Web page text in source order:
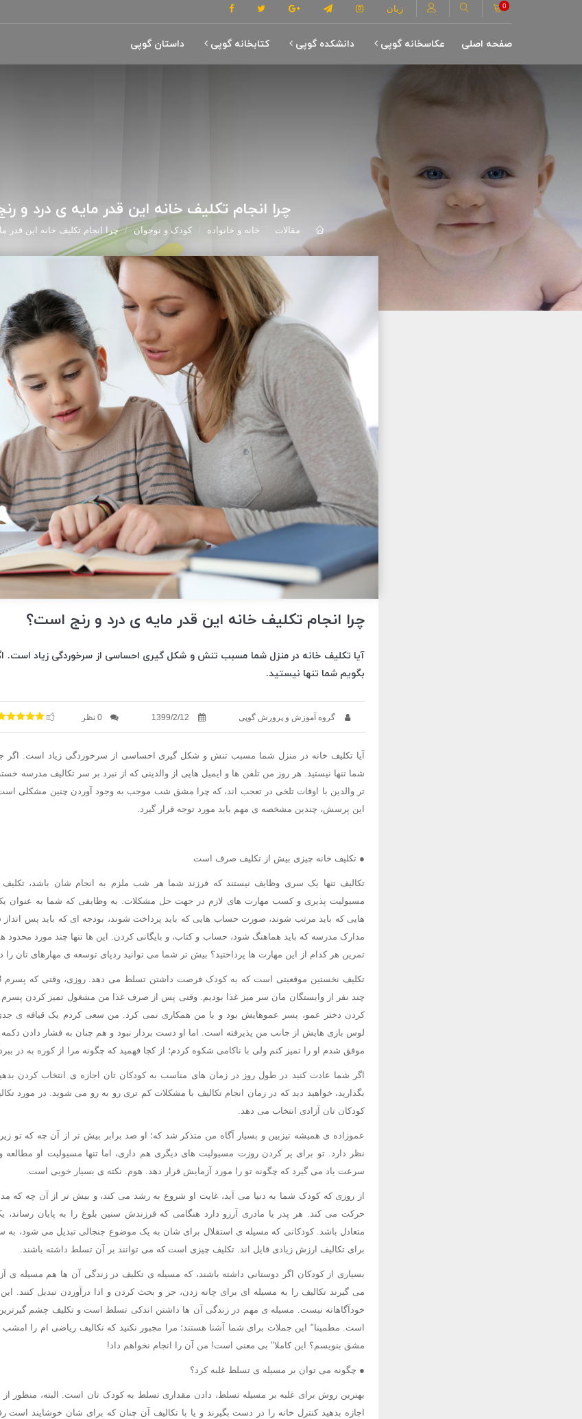
زبان 0
صفحه اصلی عکاسخانه گوپی دانشکده گوپی کتابخانه گوپی داستان گوپی
چرا انجام تکلیف خانه این قدر مایه ی درد و
مقالات خانه و خانواده کودک و نوجوان چرا انجام تکلیف خانه این قدر
چرا انجام تکلیف خانه این قدر مایه ی درد و رنج است؟
آیا تکلیف خانه در منزل شما مسبب تنش و شکل گیری احساسی از سرخوردگی زیاد است.
بگویم شما تنها نیستید.
گروه آموزش و پرورش گوپی 1399/2/12 0 نظر
آیا تکلیف خانه در منزل شما مسبب تنش و شکل گیری احساسی از سرخوردگی زیاد است. اگر
شما تنها نیستید. هر روز من تلفن ها و ایمیل هایی از والدینی که از نبرد بر سر تکالیف مدرسه
تر والدین با اوقات تلخی در تعجب اند، که چرا مشق شب موجب به وجود آوردن چنین مشکلی
این پرسش، چندین مشخصه ی مهم باید مورد توجه قرار گیرد.
● تکلیف خانه چیزی بیش از تکلیف صرف است
تکالیف تنها یک سری وظایف نیستند که فرزند شما هر شب ملزم به انجام شان باشد،
مسیولیت پذیری و کسب مهارت های لازم در جهت حل مشکلات. به وظایفی که شما به عنوان یک
هایی که باید مرتب شوند، صورت حساب هایی که باید پرداخت شوند، بودجه ای که باید پس انداز
مدارک مدرسه که باید هماهنگ شود، حساب و کتاب، و بایگانی کردن. این ها تنها چند مورد محدود
تمرین هر کدام از این مهارت ها پرداختید؟ بیش تر شما می توانید ردپای توسعه ی مهارهای تان را
چند نفر از وابستگان مان سر میز غذا بودیم. وقتی پس از صرف غذا من مشغول تمیز کردن
کردن دختر عمو، پسر عموهایش بود و با من همکاری نمی کرد. من سعی کردم یک قیافه ی جدی
لوس بازی هایش از جانب من پذیرفته است. اما او دست بردار نبود و هم چنان به فشار دادن دکمه
موفق شدم او را تمیز کنم ولی با ناکامی شکوه کردم؛ از کجا فهمید که چگونه مرا از کوره به در
اگر شما عادت کنید در طول روز در زمان های مناسب به کودکان تان اجازه ی انتخاب کردن
بگذارید، خواهید دید که در زمان انجام تکالیف با مشکلات کم تری رو به رو می شوید. در مورد
کودکان تان آزادی انتخاب می دهد.
عموزاده ی همیشه تیزبین و بسیار آگاه من متذکر شد که؛ او صد برابر بیش تر از آن چه که تو
نظر دارد. تو برای پر کردن روزت مسیولیت های دیگری هم داری، اما تنها مسیولیت او مطالعه
سرعت یاد می گیرد که چگونه تو را مورد آزمایش قرار دهد. هوم. نکته ی بسیار خوبی است.
از روزی که کودک شما به دنیا می آید، غایت او شروع به رشد می کند، و بیش تر از آن چه
حرکت می کند. هر پدر یا مادری آرزو دارد هنگامی که فرزندش سنین بلوغ را به پایان
متعادل باشد. کودکانی که مسیله ی استقلال برای شان به یک موضوع جنجالی تبدیل می شود،
برای تکالیف ارزش زیادی قایل اند. تکلیف چیزی است که می توانند بر آن تسلط داشته باشند.
بسیاری از کودکان اگر دوستانی داشته باشند، که مسیله ی تکلیف در زندگی آن ها هم مسیله ی
می گیرند تکالیف را به مسیله ای برای چانه زدن، جر و بحث کردن و ادا درآوردن تبدیل کنند.
خودآگاهانه نیست. مسیله ی مهم در زندگی آن ها داشتن اندکی تسلط است و تکلیف چشم
است. مطمینا" این جملات برای شما آشنا هستند؛ مرا مجبور نکنید که تکالیف ریاضی ام را
مشق بنویسم؟ این کاملا" بی معنی است! من آن را انجام نخواهم داد!
● چگونه می توان بر مسیله ی تسلط غلبه کرد؟
بهترین روش برای غلبه بر مسیله تسلط، دادن مقداری تسلط به کودک تان است. البته، منظور
اجازه بدهید کنترل خانه را در دست بگیرند و یا با تکالیف آن چنان که برای شان خوشایند است